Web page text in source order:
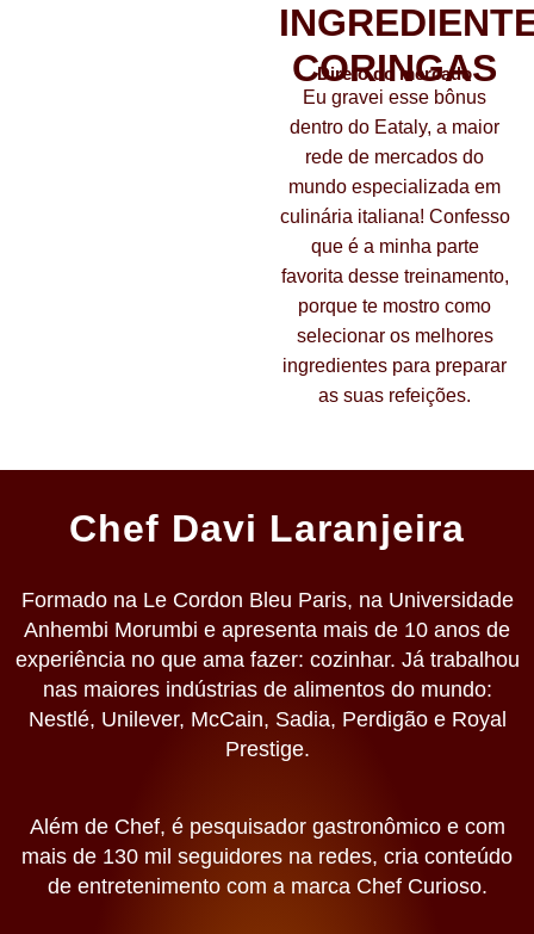
CORINGAS
Direto do mercado
Eu gravei esse bônus
dentro do Eataly, a maior
rede de mercados do
mundo especializada em
culinária italiana! Confesso
que é a minha parte
favorita desse treinamento,
porque te mostro como
selecionar os melhores
ingredientes para preparar
as suas refeições.
Chef Davi Laranjeira
Formado na Le Cordon Bleu Paris, na Universidade
Anhembi Morumbi e apresenta mais de 10 anos de
experiência no que ama fazer: cozinhar. Já trabalhou
nas maiores indústrias de alimentos do mundo:
Nestlé, Unilever, McCain, Sadia, Perdigão e Royal
Prestige.
Além de Chef, é pesquisador gastronômico e com
mais de 130 mil seguidores na redes, cria conteúdo
de entretenimento com a marca Chef Curioso.